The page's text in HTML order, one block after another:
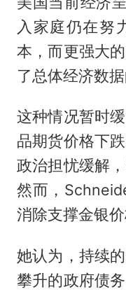
入家庭仍在努
本，而更强大
了总体经济数据
这种情况暂时
品期货价格下
政治担忧缓解
然而，
消除支撑金银
她认为，持续
攀升的政府债